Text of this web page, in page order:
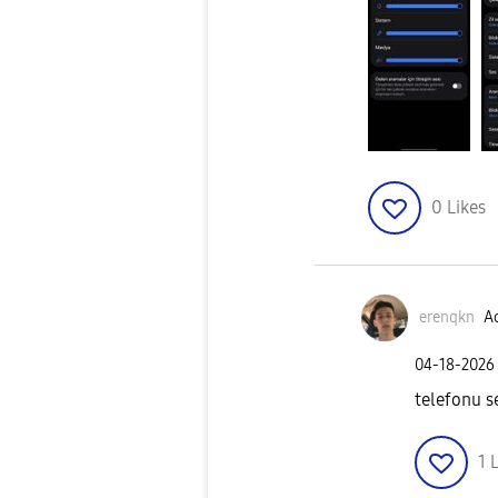
0 Likes
erenqkn
‎04-18-2026
telefonu
1